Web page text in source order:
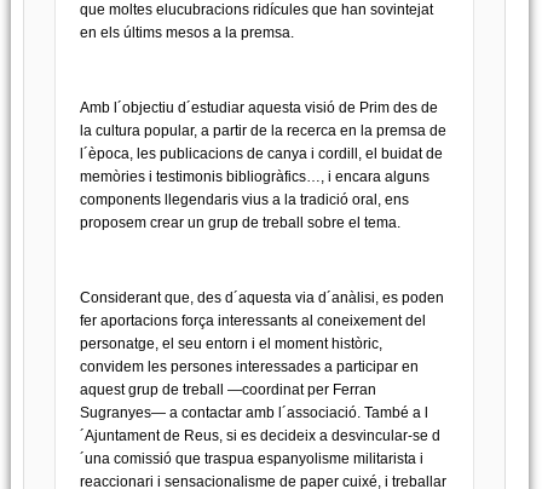
que moltes elucubracions ridícules que han sovintejat
en els últims mesos a la premsa.
Amb l´objectiu d´estudiar aquesta visió de Prim des de
la cultura popular, a partir de la recerca en la premsa de
l´època, les publicacions de canya i cordill, el buidat de
memòries i testimonis bibliogràfics…, i encara alguns
components llegendaris vius a la tradició oral, ens
proposem crear un grup de treball sobre el tema.
Considerant que, des d´aquesta via d´anàlisi, es poden
fer aportacions força interessants al coneixement del
personatge, el seu entorn i el moment històric,
convidem les persones interessades a participar en
aquest grup de treball —coordinat per Ferran
Sugranyes— a contactar amb l´associació. També a l
´Ajuntament de Reus, si es decideix a desvincular-se d
´una comissió que traspua espanyolisme militarista i
reaccionari i sensacionalisme de paper cuixé, i treballar